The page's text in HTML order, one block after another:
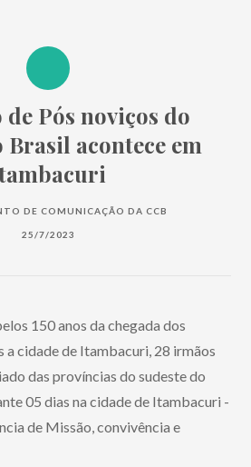
Pós noviços do
Brasil acontece em
DE COMUNICAÇÃO DA CCB
25/7/2023
150 anos da chegada dos
a cidade de Itambacuri, 28 irmãos
das províncias do sudeste do
05 dias na cidade de Itambacuri -
de Missão, convivência e